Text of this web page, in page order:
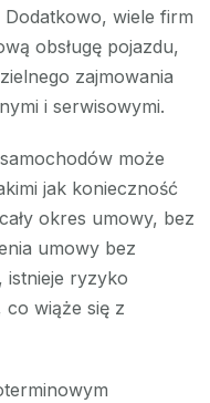
wiele firm
obsługę pojazdu,
zajmowania
i serwisowymi.
może
jak konieczność
okres umowy, bez
umowy bez
istnieje ryzyko
wiąże się z